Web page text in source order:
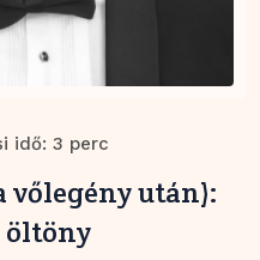
idő: 3 perc
vőlegény után):
öltöny